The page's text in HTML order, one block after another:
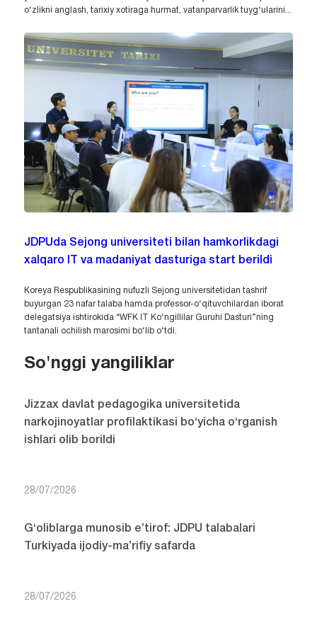
o‘zlikni anglash, tarixiy xotiraga hurmat, vatanparvarlik tuyg‘ularini...
JDPUda Sejong universiteti bilan hamkorlikdagi
xalqaro IT va madaniyat dasturiga start berildi
Koreya Respublikasining nufuzli Sejong universitetidan tashrif
buyurgan 23 nafar talaba hamda professor-o‘qituvchilardan iborat
delegatsiya ishtirokida “WFK IT Ko‘ngillilar Guruhi Dasturi”ning
tantanali ochilish marosimi bo‘lib o‘tdi.
So'nggi yangiliklar
Jizzax davlat pedagogika universitetida
narkojinoyatlar profilaktikasi bo‘yicha o‘rganish
ishlari olib borildi
28/07/2026
G‘oliblarga munosib e’tirof: JDPU talabalari
Turkiyada ijodiy-ma’rifiy safarda
28/07/2026